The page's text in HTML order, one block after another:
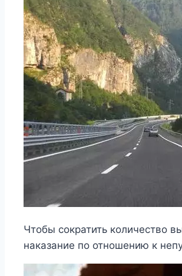
Чтобы сократить количество
наказание по отношению к